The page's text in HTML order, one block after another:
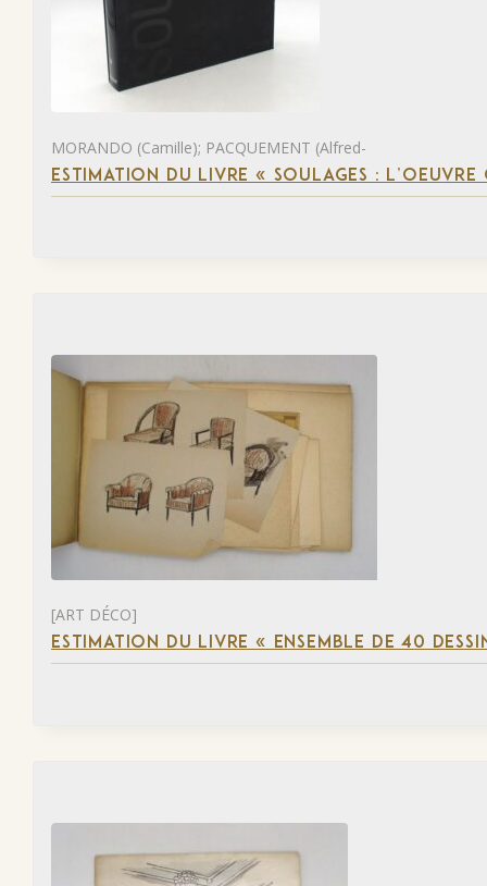
MORANDO (Camille); PACQUEMENT (Alfred-
ESTIMATION DU LIVRE « SOULAGES :
[ART DÉCO]
ESTIMATION DU LIVRE « ENSEMBLE DE 40